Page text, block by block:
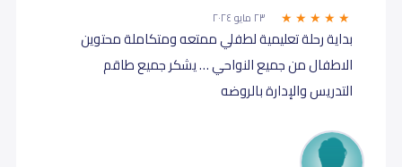
٢٣ مايو ٢٠٢٤
بداية رحلة تعليمية لطفلي ممتعه ومتكاملة محتوين
الاطفال من جميع النواحي … يشكر جميع طاقم
التدريس والإدارة بالروضه